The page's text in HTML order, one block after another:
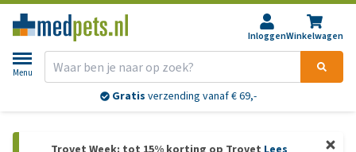
InloggenWinkelwagen
Menu
Gratis verzending vanaf € 69,-